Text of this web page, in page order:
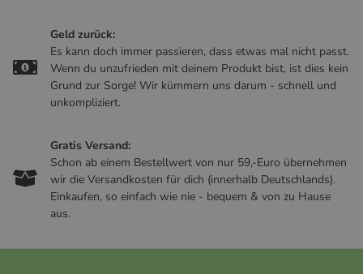
Geld zurück:
Es kann doch immer passieren, dass etwas mal nicht passt.
Wenn du unzufrieden mit deinem Produkt bist, ist dies kein
Grund zur Sorge! Wir kümmern uns darum - schnell und
unkompliziert.
Gratis Versand:
Schon ab einem Bestellwert von nur 59,-Euro übernehmen
wir die Versandkosten für dich (innerhalb Deutschlands).
Einkaufen, so einfach wie nie - bequem & von zu Hause
aus.